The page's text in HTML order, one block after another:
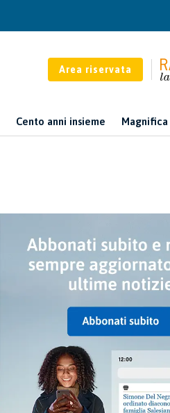
Area riservata
Cento anni insieme Magnifica